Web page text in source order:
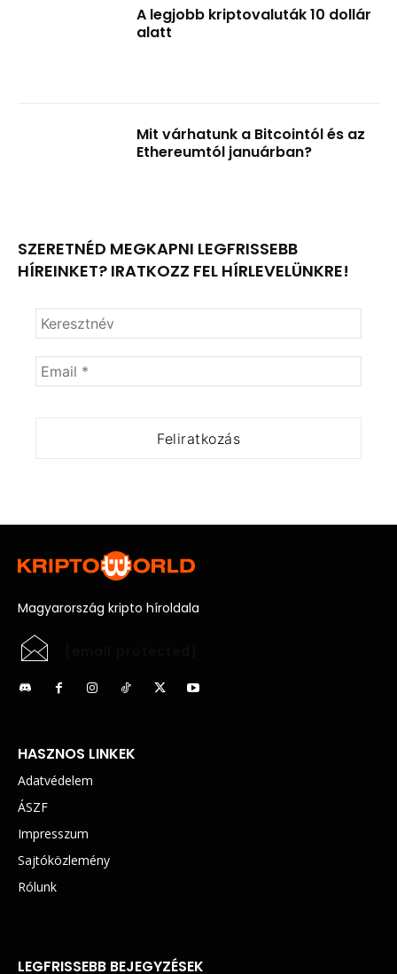
A legjobb kriptovaluták 10 dollár
alatt
Mit várhatunk a Bitcointól és az
Ethereumtól januárban?
SZERETNÉD MEGKAPNI LEGFRISSEBB
HÍREINKET? IRATKOZZ FEL HÍRLEVELÜNKRE!
Magyarország kripto híroldala
HASZNOS LINKEK
Adatvédelem
ÁSZF
Impresszum
Sajtóközlemény
Rólunk
LEGFRISSEBB BEJEGYZÉSEK